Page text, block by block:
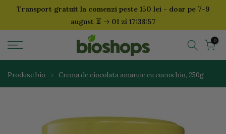
SariTransport gratuit la comenzi peste 150 lei - doar pe 7-9
august ⏳ 01 zi 17:38:56
0
Produse bio Crema de ciocolata amaruie cu cocos bio, 250g